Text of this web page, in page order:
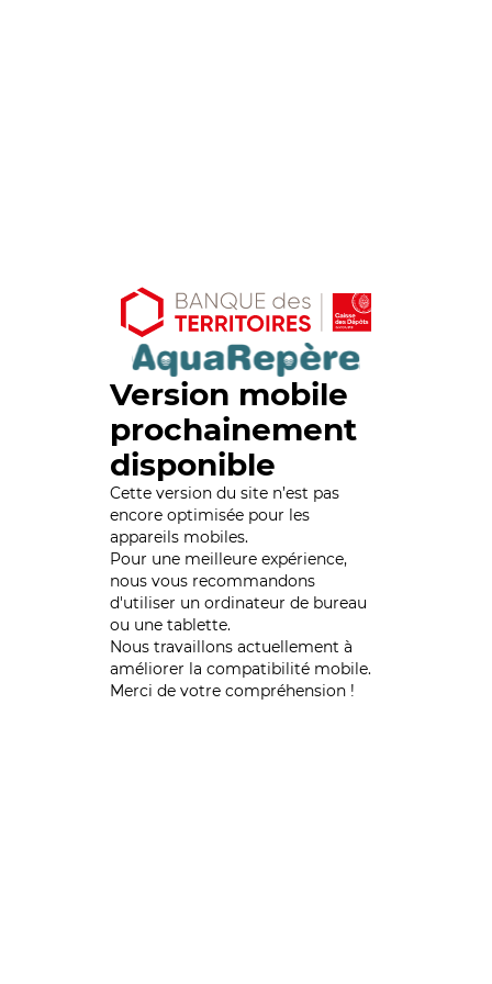
Version mobile
prochainement
disponible
Cette version du site n’est pas
encore optimisée pour les
appareils mobiles.
Pour une meilleure expérience,
nous vous recommandons
d'utiliser un ordinateur de bureau
ou une tablette.
Nous travaillons actuellement à
améliorer la compatibilité mobile.
Merci de votre compréhension !